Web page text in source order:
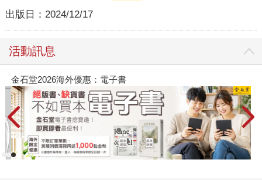
出版日： 2024/12/17
活動訊息
金石堂2026海外優惠：電子書